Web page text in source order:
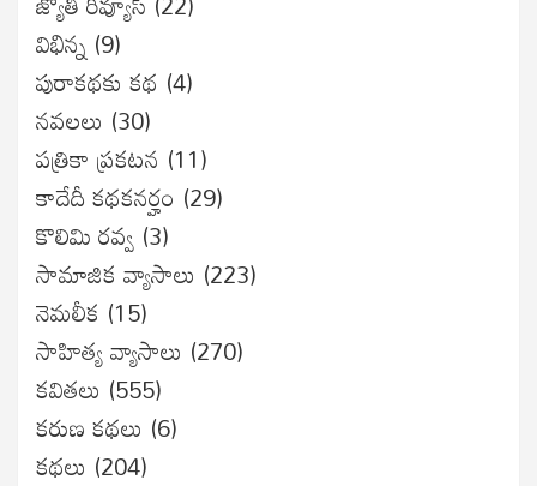
విభిన్న (9)
పురాకథకు కథ (4)
నవలలు (30)
పత్రికా ప్రకటన (11)
కాదేదీ కథకనర్హం (29)
కొలిమి రవ్వ (3)
సామాజిక వ్యాసాలు (223)
నెమలీక (15)
సాహిత్య వ్యాసాలు (270)
కవితలు (555)
కరుణ కథలు (6)
కథలు (204)